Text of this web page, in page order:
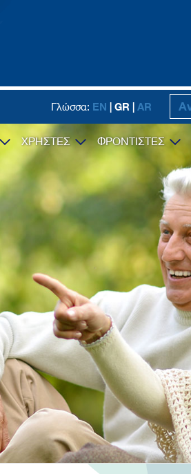
Γλώσσα: EN | GR | AR
ΧΡΗΣΤΕΣ ΦΡΟΝΤΙΣΤΕΣ